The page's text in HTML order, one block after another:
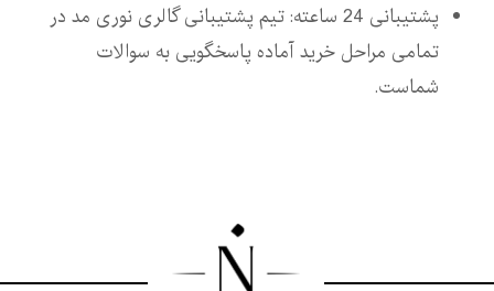
پشتیبانی 24 ساعته: تیم پشتیبانی گالری نوری مد در
تمامی مراحل خرید آماده پاسخگویی به سوالات
شماست.